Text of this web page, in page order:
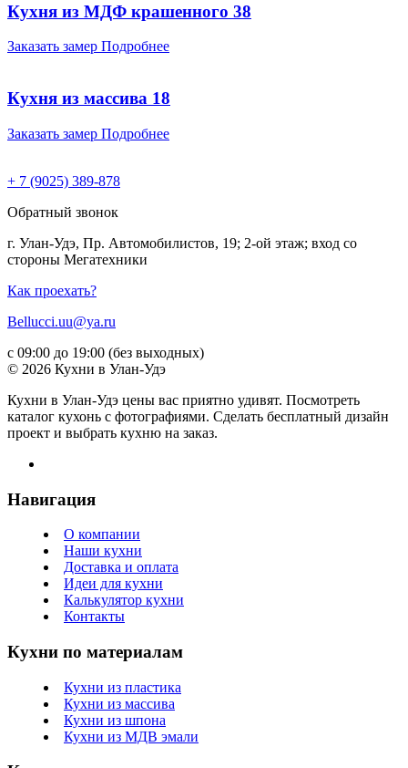
Кухня из МДФ крашенного 38
Заказать замер Подробнее
Кухня из массива 18
Заказать замер Подробнее
+ 7 (9025) 389-878
Обратный звонок
г. Улан-Удэ, Пр. Автомобилистов, 19; 2-ой этаж; вход со
стороны Мегатехники
Как проехать?
Bellucci.uu@ya.ru
с 09:00 до 19:00 (без выходных)
© 2026 Кухни в Улан-Удэ
Кухни в Улан-Удэ цены вас приятно удивят. Посмотреть
каталог кухонь с фотографиями. Сделать бесплатный дизайн
проект и выбрать кухню на заказ.
Навигация
О компании
Наши кухни
Доставка и оплата
Идеи для кухни
Калькулятор кухни
Контакты
Кухни по материалам
Кухни из пластика
Кухни из массива
Кухни из шпона
Кухни из МДВ эмали